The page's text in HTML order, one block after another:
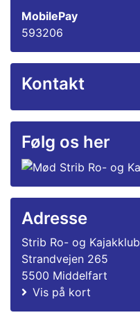
MobilePay
593206
Kontakt
Følg os her
Adresse
Strib Ro- og Kajakklub
Strandvejen 265
5500 Middelfart
Vis på kort